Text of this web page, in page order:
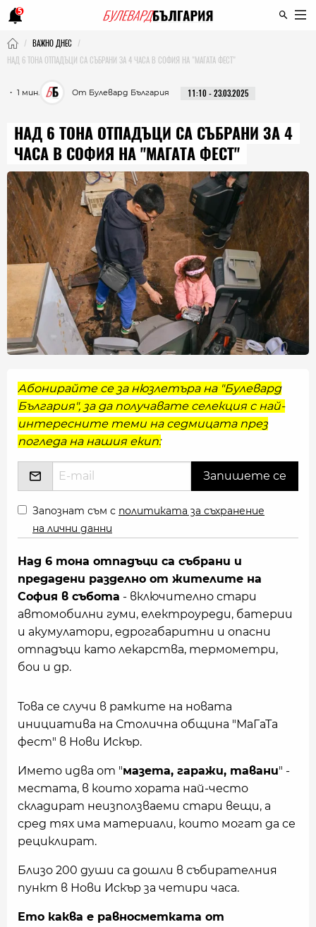
5
ВАЖНО ДНЕС
НАД 6 ТОНА ОТПАДЪЦИ СА СЪБРАНИ ЗА 4 ЧАСА В СОФИЯ НА "МАГАТА ФЕСТ"
・ 1 мин. От Булевард България 11:10 - 23.03.2025
НАД 6 ТОНА ОТПАДЪЦИ СА СЪБРАНИ ЗА 4
ЧАСА В СОФИЯ НА "МАГАТА ФЕСТ"
Абонирайте се за нюзлетъра на "Булевард
България", за да получавате селекция с най-
интересните теми на седмицата през
погледа на нашия екип:
Запознат съм с политиката за съхранение
на лични данни
Над 6 тона отпадъци са събрани и
предадени разделно от жителите на
София в събота - включително стари
автомобилни гуми, електроуреди, батерии
и акумулатори, едрогабаритни и опасни
отпадъци като лекарства, термометри,
бои и др.
Това се случи в рамките на новата
инициатива на Столична община "МаГаТа
фест" в Нови Искър.
Името идва от "мазета, гаражи, тавани" -
местата, в които хората най-често
складират неизползваеми стари вещи, а
сред тях има материали, които могат да се
рециклират.
Близо 200 души са дошли в събирателния
пункт в Нови Искър за четири часа.
Ето каква е равносметката от